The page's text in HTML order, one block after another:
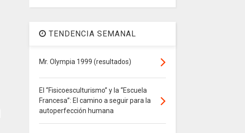
TENDENCIA SEMANAL
Mr. Olympia 1999 (resultados)
El “Fisicoesculturismo” y la “Escuela
Francesa”: El camino a seguir para la
autoperfección humana